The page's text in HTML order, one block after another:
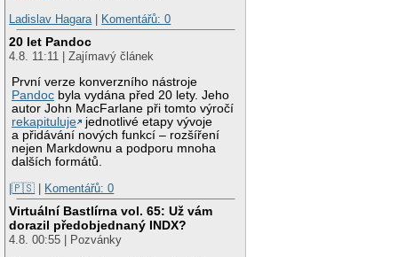
Ladislav Hagara | Komentářů: 0
20 let Pandoc
4.8. 11:11 | Zajímavý článek
První verze konverzního nástroje
Pandoc byla vydána před 20 lety. Jeho
autor John MacFarlane při tomto výročí
rekapituluje
jednotlivé etapy vývoje
a přidávání nových funkcí – rozšíření
nejen Markdownu a podporu mnoha
dalších formátů.
|🇵🇸 | Komentářů: 0
Virtuální Bastlírna vol. 65: Už vám
dorazil předobjednaný INDX?
4.8. 00:55 | Pozvánky